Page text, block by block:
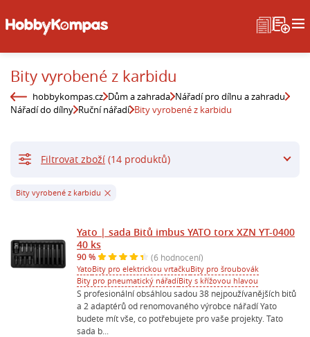
Bity vyrobené z karbidu
hobbykompas.cz Dům a zahrada Nářadí pro dílnu a zahradu
Nářadí do dílny Ruční nářadí Bity vyrobené z karbidu
Yato | sada Bitů imbus YATO torx XZN YT-0400
40 ks
90 % (6 hodnocení)
YatoBity pro elektrickou vrtačkuBity pro šroubovák
Bity pro pneumatický nářadíBity s křížovou hlavou
S profesionální obsáhlou sadou 38 nejpoužívanějších bitů
a 2 adaptérů od renomovaného výrobce nářadí Yato
budete mít vše, co potřebujete pro vaše projekty. Tato
sada b...
Filtrovat zboží (14 produktů)
Bity vyrobené z karbidu